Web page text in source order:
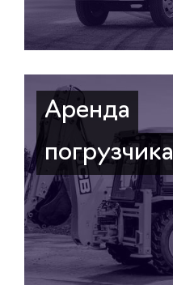
Аренда
погрузчика